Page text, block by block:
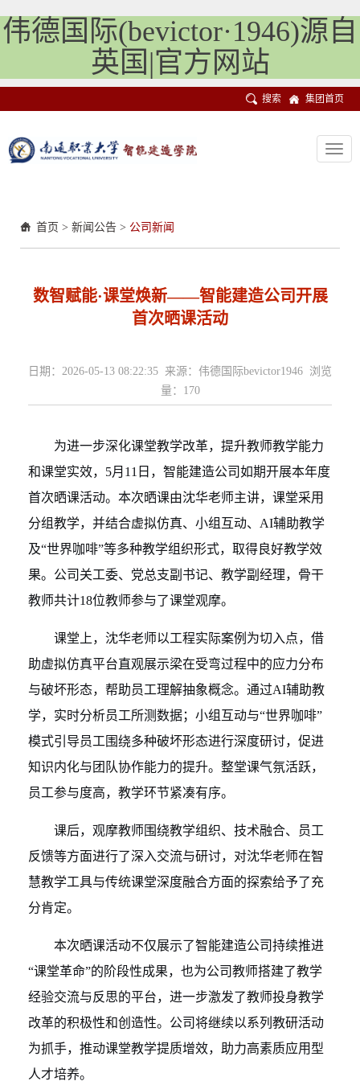
伟德国际(bevictor·1946)源自
英国|官方网站
搜索 集团首页
首页 > 新闻公告 > 公司新闻
数智赋能·课堂焕新——智能建造公司开展
首次晒课活动
日期：2026-05-13 08:22:35 来源：伟德国际bevictor1946 浏览
量： 170
为进一步深化课堂教学改革，提升教师教学能力
和课堂实效，5月11日，智能建造公司如期开展本年度
首次晒课活动。本次晒课由沈华老师主讲，课堂采用
分组教学，并结合虚拟仿真、小组互动、AI辅助教学
及“世界咖啡”等多种教学组织形式，取得良好教学效
果。公司关工委、党总支副书记、教学副经理，骨干
教师共计18位教师参与了课堂观摩。
课堂上，沈华老师以工程实际案例为切入点，借
助虚拟仿真平台直观展示梁在受弯过程中的应力分布
与破坏形态，帮助员工理解抽象概念。通过AI辅助教
学，实时分析员工所测数据；小组互动与“世界咖啡”
模式引导员工围绕多种破坏形态进行深度研讨，促进
知识内化与团队协作能力的提升。整堂课气氛活跃，
员工参与度高，教学环节紧凑有序。
课后，观摩教师围绕教学组织、技术融合、员工
反馈等方面进行了深入交流与研讨，对沈华老师在智
慧教学工具与传统课堂深度融合方面的探索给予了充
分肯定。
本次晒课活动不仅展示了智能建造公司持续推进
“课堂革命”的阶段性成果，也为公司教师搭建了教学
经验交流与反思的平台，进一步激发了教师投身教学
改革的积极性和创造性。公司将继续以系列教研活动
为抓手，推动课堂教学提质增效，助力高素质应用型
人才培养。